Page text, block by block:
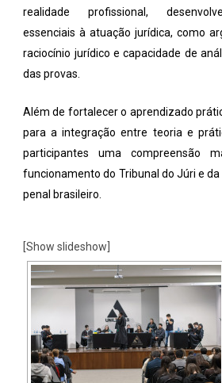
realidade profissional,
essenciais à atuação jurídica, como
raciocínio jurídico e capacidade de
das provas.
Além de fortalecer o aprendizado
para a integração entre teoria e
participantes uma compreensão
funcionamento do Tribunal do Júri e
penal brasileiro.
[Show slideshow]